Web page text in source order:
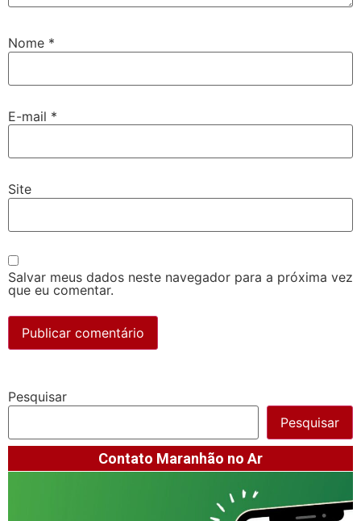
Nome *
E-mail *
Site
Salvar meus dados neste navegador para a próxima vez
que eu comentar.
Pesquisar
Pesquisar
Contato Maranhão no Ar